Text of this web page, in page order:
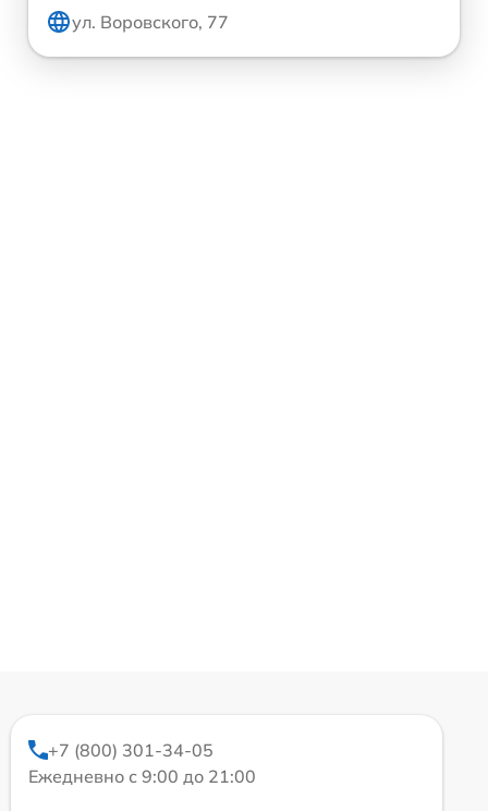
ул. Воровского, 77
+7 (800) 301-34-05
Ежедневно с 9:00 до 21:00